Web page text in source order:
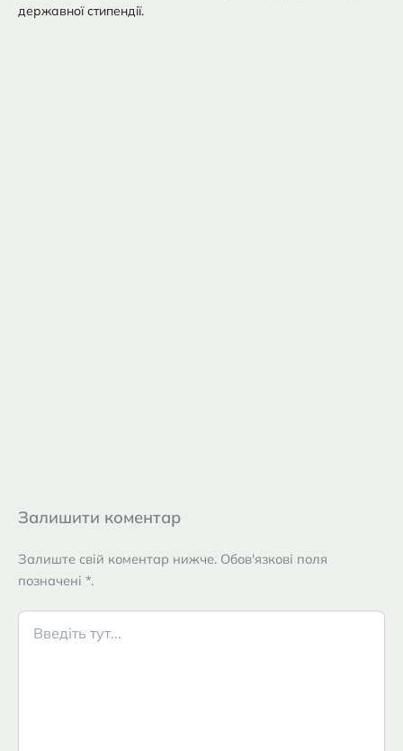
державної стипендії.
Залишити коментар
Залиште свій коментар нижче. Обов'язкові поля
позначені *.
Введіть
тут...